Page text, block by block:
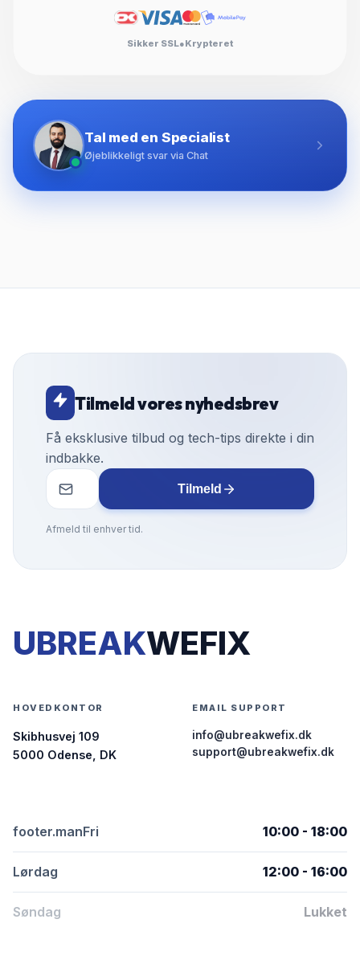
Sikker SSL●Krypteret
Tal med en Specialist
Øjeblikkeligt svar via Chat
Tilmeld vores nyhedsbrev
Få eksklusive tilbud og tech-tips direkte i din
indbakke.
Tilmeld
Afmeld til enhver tid.
UBREAKWEFIX
HOVEDKONTOR
Skibhusvej 109
5000 Odense, DK
EMAIL SUPPORT
info@ubreakwefix.dk
support@ubreakwefix.dk
footer.manFri 10:00 - 18:00
Lørdag 12:00 - 16:00
Søndag Lukket